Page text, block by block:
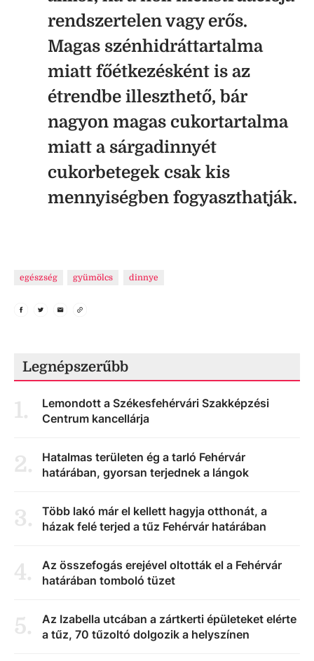
rendszertelen vagy erős.
Magas szénhidráttartalma
miatt főétkezésként is az
étrendbe illeszthető, bár
nagyon magas cukortartalma
miatt a sárgadinnyét
cukorbetegek csak kis
mennyiségben fogyaszthatják.
egészség gyümölcs dinnye
Legnépszerűbb
1.
Lemondott a Székesfehérvári Szakképzési
Centrum kancellárja
2.
Hatalmas területen ég a tarló Fehérvár
határában, gyorsan terjednek a lángok
3.
Több lakó már el kellett hagyja otthonát, a
házak felé terjed a tűz Fehérvár határában
4.
Az összefogás erejével oltották el a Fehérvár
határában tomboló tüzet
5.
Az Izabella utcában a zártkerti épületeket elérte
a tűz, 70 tűzoltó dolgozik a helyszínen